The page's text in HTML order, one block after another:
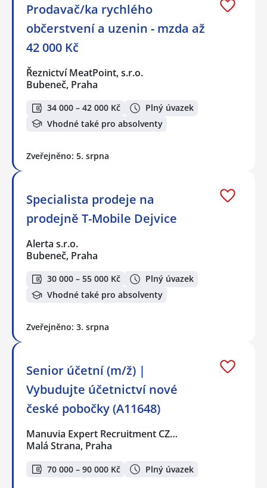
Prodavač/ka rychlého
občerstvení a uzenin - mzda až
42 000 Kč
Řeznictví MeatPoint, s.r.o.
Bubeneč, Praha
34 000 – 42 000 Kč
Plný úvazek
Vhodné také pro absolventy
Zveřejněno: 5. srpna
Specialista prodeje na
prodejně T-Mobile Dejvice
Alerta s.r.o.
Bubeneč, Praha
30 000 – 55 000 Kč
Plný úvazek
Vhodné také pro absolventy
Zveřejněno: 3. srpna
Senior účetní (m/ž) |
Vybudujte účetnictví nové
české pobočky (A11648)
Manuvia Expert Recruitment CZ…
Malá Strana, Praha
70 000 – 90 000 Kč Plný úvazek